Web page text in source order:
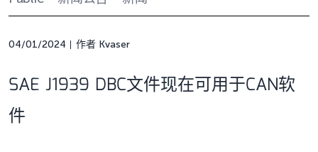
04/01/2024 作者 Kvaser
SAE J1939 DBC文件现在可用于CAN软
件